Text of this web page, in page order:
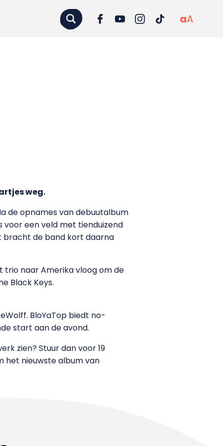
aA
weg.
de opnames van debuutalbum
voor een veld met tienduizend
bracht de band kort daarna
naar Amerika vloog om de
Black Keys.
BloYaTop biedt no-
start aan de avond.
zien? Stuur dan voor 19
het nieuwste album van